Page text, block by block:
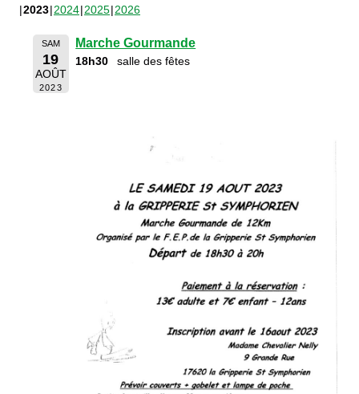
2023 2024 2025 2026
SAM
19
AOÛT
2023
Marche Gourmande
18h30 salle des fêtes